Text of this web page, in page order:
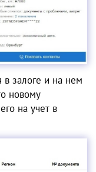
в залоге и на нем
новому
на учет в